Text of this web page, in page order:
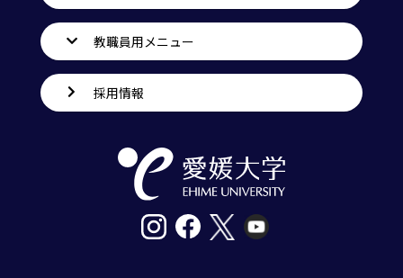
教職員用メニュー
採用情報